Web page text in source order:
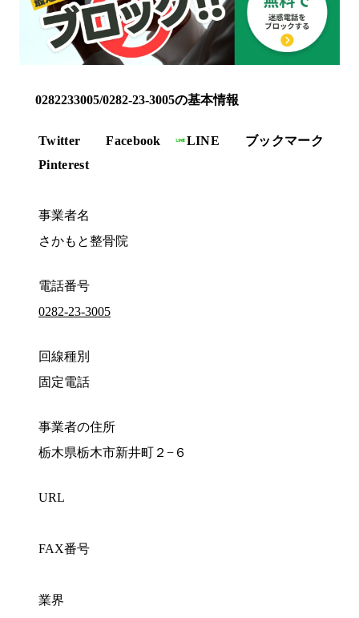
0282233005/0282-23-3005の基本情報
Twitter Facebook LINE
ブックマーク
Pinterest
事業者名
さかもと整骨院
電話番号
0282-23-3005
回線種別
固定電話
事業者の住所
栃木県栃木市新井町２−６
URL
FAX番号
業界